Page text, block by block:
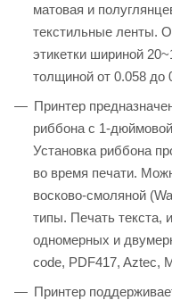
матовая и
текстильные ленты.
этикетки шириной
толщиной от 0.058 до
Принтер
риббона с 1-
Установка риббона
во время печати.
восково-смоляной
типы. Печать текста,
одномерных и
code, PDF417, Aztec,
Принтер